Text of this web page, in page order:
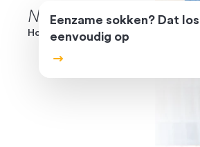
NeleColle
Home Organizing partner van Camber
Eenzame sokken? Dat
eenvoudig op